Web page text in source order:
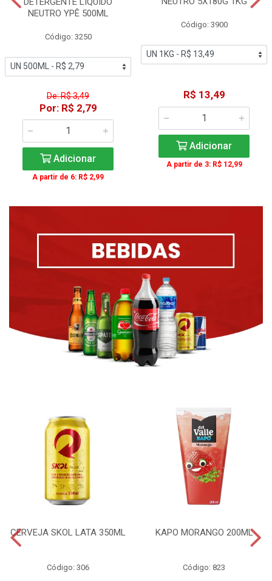
NEUTRO YPÊ 500ML
Código: 3250
De: R$ 3,49
Por: R$ 2,79
Adicionar
A partir de 6: R$ 2,99
Código: 3900
R$ 13,49
Adicionar
A partir de 3: R$ 12,99
CERVEJA SKOL LATA 350ML
Código: 306
KAPO MORANGO 200ML
Código: 823